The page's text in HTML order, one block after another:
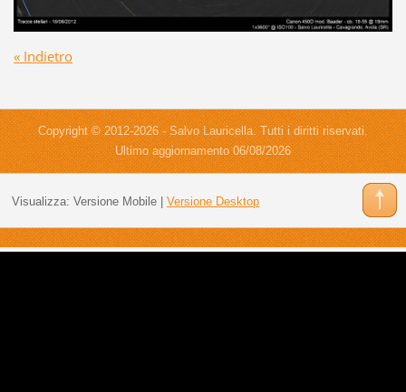
« Indietro
Copyright © 2012-2026 - Salvo Lauricella. Tutti i diritti riservati.
Ultimo aggiornamento 06/08/2026
Visualizza: Versione Mobile| Versione Desktop